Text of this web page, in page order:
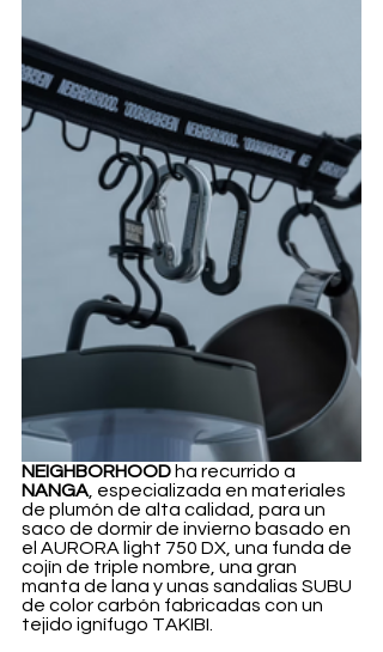
NEIGHBORHOOD ha recurrido a
NANGA , especializada en materiales
de plumón de alta calidad, para un
saco de dormir de invierno basado en
el AURORA light 750 DX, una funda de
cojín de triple nombre, una gran
manta de lana y unas sandalias SUBU
de color carbón fabricadas con un
tejido ignífugo TAKIBI.